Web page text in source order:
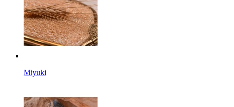
Miyuki